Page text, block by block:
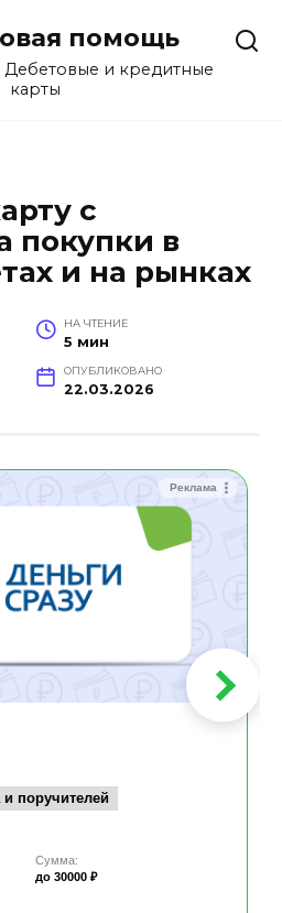
помощь
и кредитные
карты
с
покупки в
и на рынках
НА ЧТЕНИЕ
5 мин
ОПУБЛИКОВАНО
22.03.2026
Реклама
и поручителей
Сумма:
до 30000 ₽